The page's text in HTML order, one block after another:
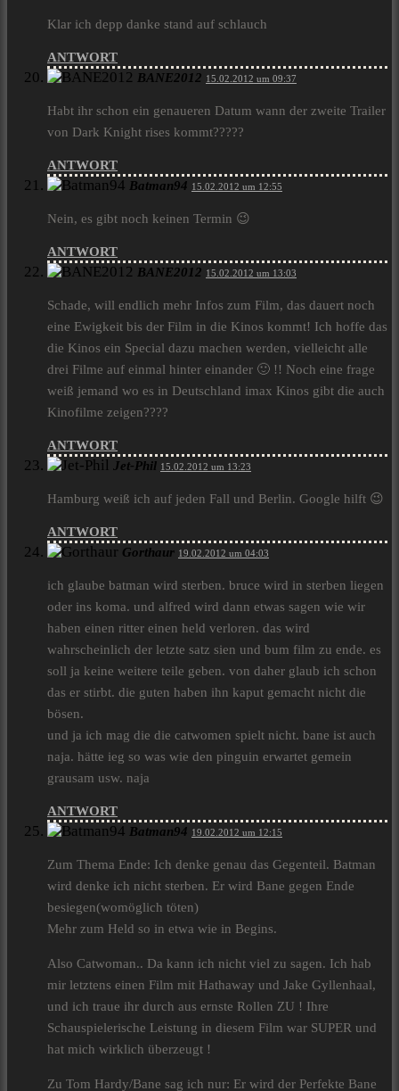
Klar ich depp danke stand auf schlauch
ANTWORT
BANE2012 15.02.2012 um 09:37
Habt ihr schon ein genaueren Datum wann der zweite Trailer
von Dark Knight rises kommt?????
ANTWORT
Batman94 15.02.2012 um 12:55
Nein, es gibt noch keinen Termin 😉
ANTWORT
BANE2012 15.02.2012 um 13:03
Schade, will endlich mehr Infos zum Film, das dauert noch
eine Ewigkeit bis der Film in die Kinos kommt! Ich hoffe das
die Kinos ein Special dazu machen werden, vielleicht alle
drei Filme auf einmal hinter einander 🙂 !! Noch eine frage
weiß jemand wo es in Deutschland imax Kinos gibt die auch
Kinofilme zeigen????
ANTWORT
Jet-Phil 15.02.2012 um 13:23
Hamburg weiß ich auf jeden Fall und Berlin. Google hilft 😉
ANTWORT
Gorthaur 19.02.2012 um 04:03
ich glaube batman wird sterben. bruce wird in sterben liegen
oder ins koma. und alfred wird dann etwas sagen wie wir
haben einen ritter einen held verloren. das wird
wahrscheinlich der letzte satz sien und bum film zu ende. es
soll ja keine weitere teile geben. von daher glaub ich schon
das er stirbt. die guten haben ihn kaput gemacht nicht die
bösen.
und ja ich mag die die catwomen spielt nicht. bane ist auch
naja. hätte ieg so was wie den pinguin erwartet gemein
grausam usw. naja
ANTWORT
Batman94 19.02.2012 um 12:15
Zum Thema Ende: Ich denke genau das Gegenteil. Batman
wird denke ich nicht sterben. Er wird Bane gegen Ende
besiegen(womöglich töten)
Mehr zum Held so in etwa wie in Begins.
Also Catwoman.. Da kann ich nicht viel zu sagen. Ich hab
mir letztens einen Film mit Hathaway und Jake Gyllenhaal,
und ich traue ihr durch aus ernste Rollen ZU ! Ihre
Schauspielerische Leistung in diesem Film war SUPER und
hat mich wirklich überzeugt !
Zu Tom Hardy/Bane sag ich nur: Er wird der Perfekte Bane